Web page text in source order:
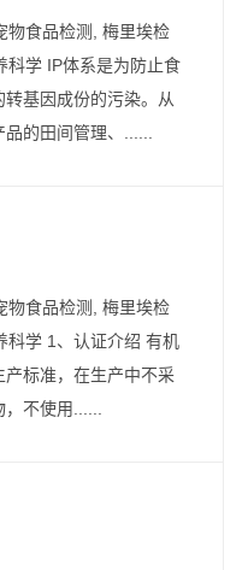
物食品检测, 梅里埃检
科学 IP体系是为防止食
基因成份的污染。从
的田间管理、......
物食品检测, 梅里埃检
科学 1、认证介绍 有机
标准，在生产中不采
不使用......